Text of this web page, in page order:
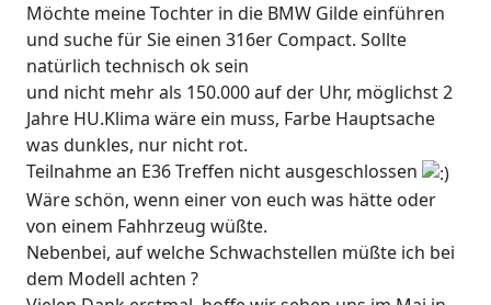
Möchte meine Tochter in die BMW Gilde einführen
und suche für Sie einen 316er Compact. Sollte
natürlich technisch ok sein
und nicht mehr als 150.000 auf der Uhr, möglichst 2
Jahre HU.Klima wäre ein muss, Farbe Hauptsache
was dunkles, nur nicht rot.
Teilnahme an E36 Treffen nicht ausgeschlossen
Wäre schön, wenn einer von euch was hätte oder
von einem Fahhrzeug wüßte.
Nebenbei, auf welche Schwachstellen müßte ich bei
dem Modell achten ?